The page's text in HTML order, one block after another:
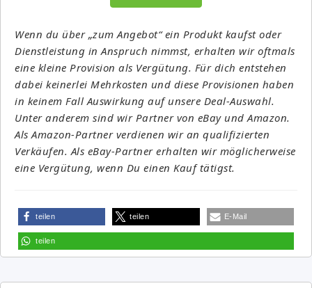
Wenn du über „zum Angebot“ ein Produkt kaufst oder
Dienstleistung in Anspruch nimmst, erhalten wir oftmals
eine kleine Provision als Vergütung. Für dich entstehen
dabei keinerlei Mehrkosten und diese Provisionen haben
in keinem Fall Auswirkung auf unsere Deal-Auswahl.
Unter anderem sind wir Partner von eBay und Amazon.
Als Amazon-Partner verdienen wir an qualifizierten
Verkäufen. Als eBay-Partner erhalten wir möglicherweise
eine Vergütung, wenn Du einen Kauf tätigst.
teilen teilen E-Mail
teilen